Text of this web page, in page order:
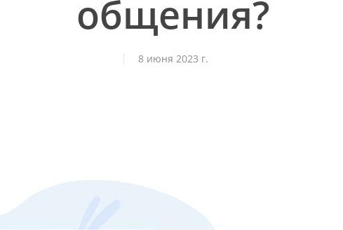
общения?
8 июня 2023 г.